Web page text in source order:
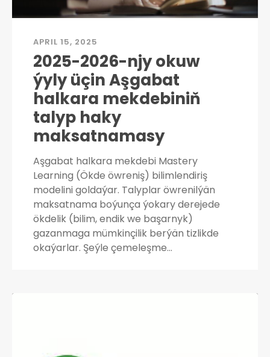
APRIL 15, 2025
2025-2026-njy okuw
ýyly üçin Aşgabat
halkara mekdebiniň
talyp haky
maksatnamasy
Aşgabat halkara mekdebi Mastery
Learning (Ökde öwreniş) bilimlendiriş
modelini goldaýar. Talyplar öwrenilýän
maksatnama boýunça ýokary derejede
ökdelik (bilim, endik we başarnyk)
gazanmaga mümkinçilik berýän tizlikde
okaýarlar. Şeýle çemeleşme…